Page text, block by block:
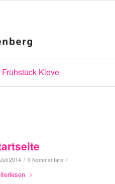
Kleve
2014 / 0 Kommentare /